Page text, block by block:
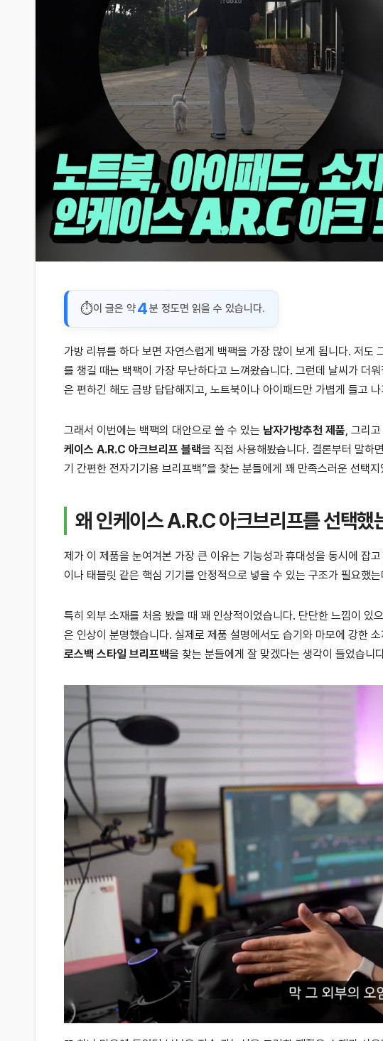
이 글은 약4분 정도면 읽을 수 있습니다.
가방 리뷰를 하다 보면 자연스럽게 백팩을 가장 많이 보게 됩니다. 저도
를 챙길 때는 백팩이 가장 무난하다고 느껴왔습니다. 그런데 날씨가 더
은 편하긴 해도 금방 답답해지고, 노트북이나 아이패드만 가볍게 들고
그래서 이번에는 백팩의 대안으로 쓸 수 있는 남자가방추천 제품, 그리고
케이스 A.R.C 아크브리프 블랙을 직접 사용해봤습니다. 결론부터 말하
기 간편한 전자기기용 브리프백”을 찾는 분들에게 꽤 만족스러운 선택지
왜 인케이스 A.R.C 아크브리프를 선택했
제가 이 제품을 눈여겨본 가장 큰 이유는 기능성과 휴대성을 동시에 잡
이나 태블릿 같은 핵심 기기를 안정적으로 넣을 수 있는 구조가 필요했
특히 외부 소재를 처음 봤을 때 꽤 인상적이었습니다. 단단한 느낌이 있
은 인상이 분명했습니다. 실제로 제품 설명에서도 습기와 마모에 강한
로스백 스타일 브리프백을 찾는 분들에게 잘 맞겠다는 생각이 들었습니